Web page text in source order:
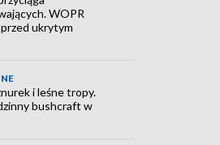
WOPR
ukrytym
i leśne tropy.
bushcraft w